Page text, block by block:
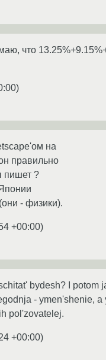
что
)
на
правильно
пишет ?
- физики).
+00:00)
bydesh? I
- ymen'shenie,
pol'zovatelej.
+00:00)